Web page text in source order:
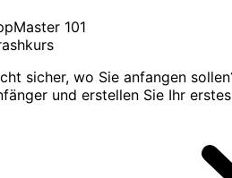
101
sicher, wo Sie anfangen
und erstellen Sie Ihr